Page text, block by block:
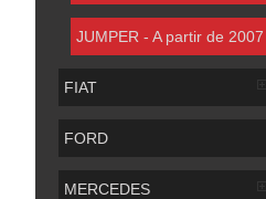
JUMPER - A partir de 2007
FIAT
FORD
MERCEDES